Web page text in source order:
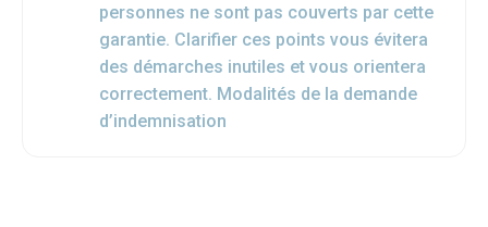
personnes ne sont pas couverts par cette
garantie. Clarifier ces points vous évitera
des démarches inutiles et vous orientera
correctement. Modalités de la demande
d’indemnisation